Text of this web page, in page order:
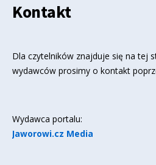
Kontakt
Dla czytelników znajduje się na tej
wydawców prosimy o kontakt
Wydawca portalu:
Jaworowi.cz Media